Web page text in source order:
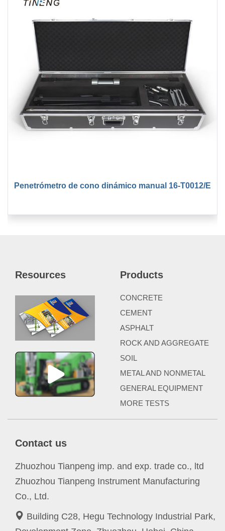
Penetrómetro de cono dinámico manual 16-T0012/E
Resources Products
CONCRETE
CEMENT
ASPHALT
ROCK AND AGGREGATE
SOIL
METAL AND NONMETAL
GENERAL EQUIPMENT
MORE TESTS
Contact us
Zhuozhou Tianpeng imp. and exp. trade co., ltd
Zhuozhou Tianpeng Instrument Manufacturing
Co., Ltd.
Building C28, Hegu Technology Industrial Park,